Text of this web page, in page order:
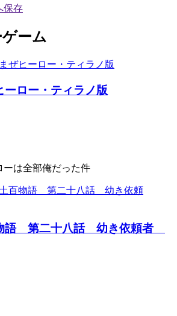
ーム
ーロー・ティラノ版
ーは全部俺だった件
語 第二十八話 幼き依頼者